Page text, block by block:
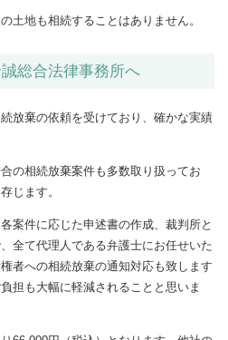
土地も相続することはありません。
総合法律事務所へ
放棄の依頼を受けており、確かな実績
の相続放棄案件も多数取り扱ってお
じます。
案件に応じた申述書の作成、裁判所と
全て代理人である弁護士にお任せいた
者への相続放棄の通知対応も致します
担も大幅に軽減されることと思いま